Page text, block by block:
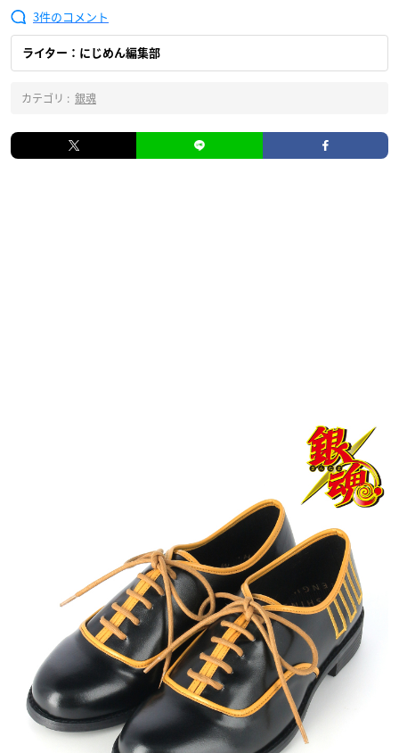
3
ライター：にじめん編集部
カテゴリ : 銀魂